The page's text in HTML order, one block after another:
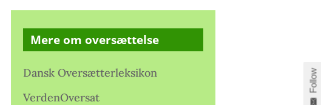
Mere om oversættelse
Dansk Oversætterleksikon
VerdenOversat
Follow